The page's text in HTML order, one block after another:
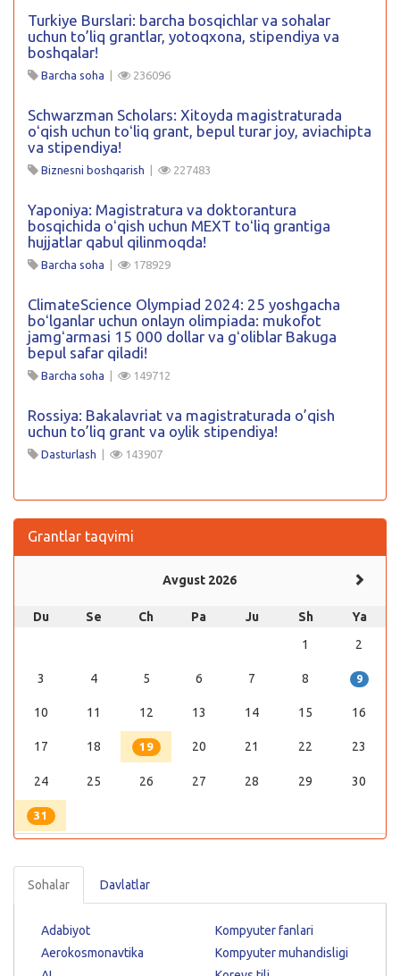
Turkiye Burslari: barcha bosqichlar va sohalar
uchun to’liq grantlar, yotoqxona, stipendiya va
boshqalar!
Barcha soha | 236096
Schwarzman Scholars: Xitoyda magistraturada
oʻqish uchun toʻliq grant, bepul turar joy, aviachipta
va stipendiya!
Biznesni boshqarish | 227483
Yaponiya: Magistratura va doktorantura
bosqichida oʻqish uchun MEXT toʻliq grantiga
hujjatlar qabul qilinmoqda!
Barcha soha | 178929
ClimateScience Olympiad 2024: 25 yoshgacha
boʻlganlar uchun onlayn olimpiada: mukofot
jamgʻarmasi 15 000 dollar va gʻoliblar Bakuga
bepul safar qiladi!
Barcha soha | 149712
Rossiya: Bakalavriat va magistraturada o’qish
uchun to’liq grant va oylik stipendiya!
Dasturlash | 143907
Grantlar taqvimi
Avgust 2026
Du Se Ch Pa Ju Sh
Ya
1
2
3 4 5 6 7 8 9
10 11 12 13 14 15 16
17 18 19 20 21 22 23
24 25 26 27 28 29 30
31
Sohalar Davlatlar
Adabiyot
Aerokosmonavtika
Kompyuter fanlari
Kompyuter muhandisligi